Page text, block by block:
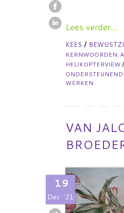
Lees verder...
KEES/
KERNWOORDEN:
HELIKOPTERVIEW /
WERKEN
VAN
19
Dec '21